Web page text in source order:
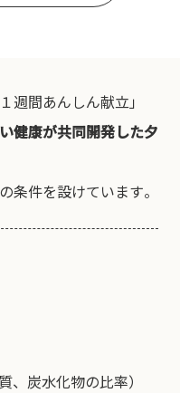
週間あんしん献立」
健康が共同開発した夕
条件を設けています。
、炭水化物の比率）